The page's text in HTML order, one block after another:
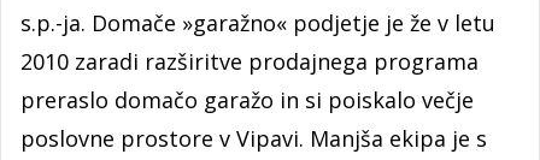
s.p.-ja. Domače »garažno« podjetje je že v letu
2010 zaradi razširitve prodajnega programa
preraslo domačo garažo in si poiskalo večje
poslovne prostore v Vipavi. Manjša ekipa je s